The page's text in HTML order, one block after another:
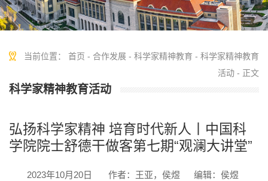
当前位置： 首页 - 合作发展 - 科学家精神教育 - 科学家精神教育
活动 - 正文
科学家精神教育活动
弘扬科学家精神 培育时代新人丨中国科
学院院士舒德干做客第七期“观澜大讲堂”
2023年10月20日 作者：王亚，侯煜
编辑：侯煜